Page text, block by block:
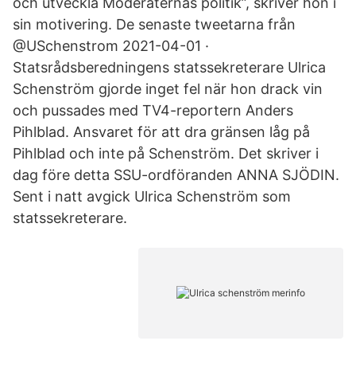
sin motivering. De senaste tweetarna från
@USchenstrom 2021-04-01 ·
Statsrådsberedningens statssekreterare Ulrica
Schenström gjorde inget fel när hon drack vin
och pussades med TV4-reportern Anders
Pihlblad. Ansvaret för att dra gränsen låg på
Pihlblad och inte på Schenström. Det skriver i
dag före detta SSU-ordföranden ANNA SJÖDIN.
Sent i natt avgick Ulrica Schenström som
statssekreterare.